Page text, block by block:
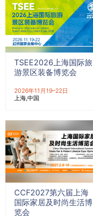
TSEE2026上海国际旅
游景区装备博览会
2026年11月19–22日
上海 中国
CCF2027第六届上海
国际家居及时尚生活博
览会